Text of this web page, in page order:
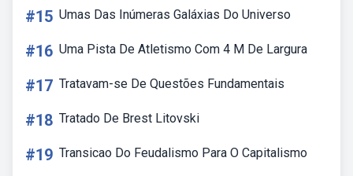
#15 Umas Das Inúmeras Galáxias Do Universo
#16 Uma Pista De Atletismo Com 4 M De Largura
#17 Tratavam-se De Questões Fundamentais
#18 Tratado De Brest Litovski
#19 Transicao Do Feudalismo Para O Capitalismo